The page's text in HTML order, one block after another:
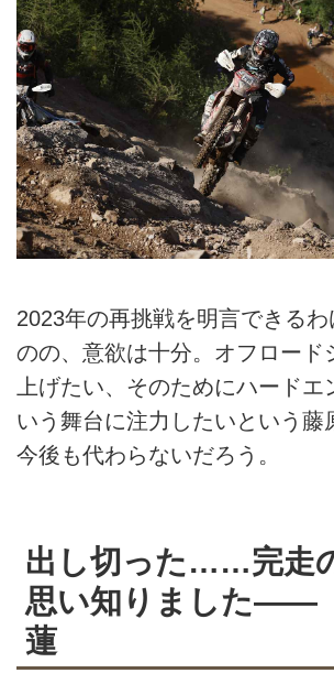
2023年の再挑戦を明言できるわ
のの、意欲は十分。オフロード
上げたい、そのためにハードエ
いう舞台に注力したいという藤
今後も代わらないだろう。
出し切った……完走
思い知りました―—
蓮